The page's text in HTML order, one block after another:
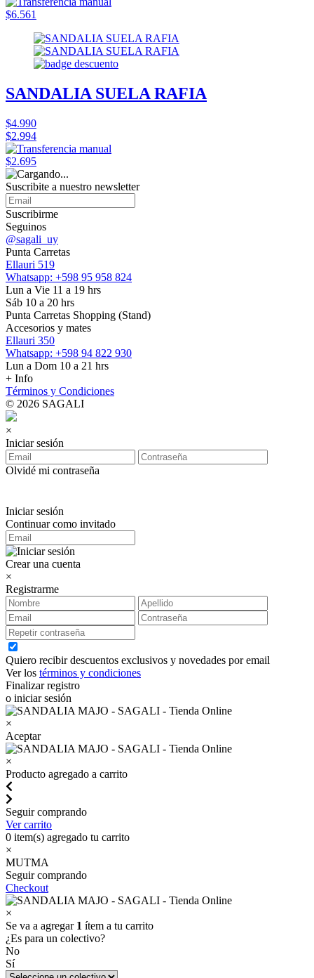
$6.561
SANDALIA SUELA RAFIA
$4.990
$2.994
$2.695
Suscribite a nuestro newsletter
Suscribirme
Seguinos
@sagali_uy
Punta Carretas
Ellauri 519
Whatsapp: +598 95 958 824
Lun a Vie 11 a 19 hrs
Sáb 10 a 20 hrs
Punta Carretas Shopping (Stand)
Accesorios y mates
Ellauri 350
Whatsapp: +598 94 822 930
Lun a Dom 10 a 21 hrs
+ Info
Términos y Condiciones
© 2026 SAGALI
×
Iniciar sesión
Olvidé mi contraseña
Iniciar sesión
Continuar como invitado
Crear una cuenta
×
Registrarme
Quiero recibir descuentos exclusivos y novedades por email
Ver los términos y condiciones
Finalizar registro
o iniciar sesión
×
Aceptar
×
Producto agregado a carrito
Seguir comprando
Ver carrito
0 item(s) agregado tu carrito
×
MUTMA
Seguir comprando
Checkout
×
Se va a agregar 1 ítem a tu carrito
¿Es para un colectivo?
No
Sí